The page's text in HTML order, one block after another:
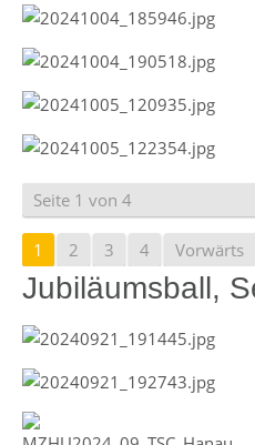
Seite 1 von 4
1 2 3 4 Vorwärts
Jubiläumsball,